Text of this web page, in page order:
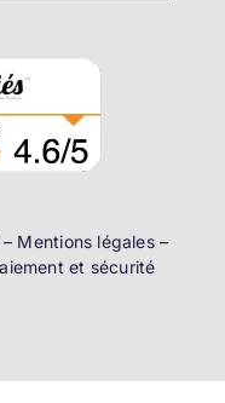
Mentions légales–
et sécurité